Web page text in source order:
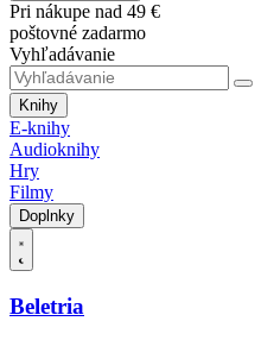
Pri nákupe nad 49 €
poštovné zadarmo
Vyhľadávanie
Knihy
E-knihy
Audioknihy
Hry
Filmy
Doplnky
Beletria